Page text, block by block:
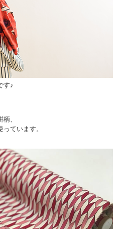
す♪
、
ています。